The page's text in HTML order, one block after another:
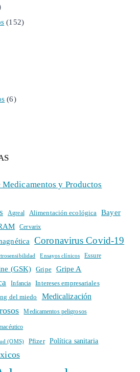
(152)
(6)
y Productos
Agreal Alimentación ecológica Bayer
Cervarix
Coronavirus Covid-19
Ensayos clínicos Essure
(GSK) Gripe Gripe A
Infancia
Intereses empresariales
del miedo Medicalización
Medicamentos peligrosos
(OMS) Pfizer Política sanitaria